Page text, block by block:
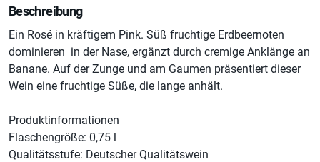
Beschreibung
Ein Rosé in kräftigem Pink. Süß fruchtige Erdbeernoten
dominieren in der Nase, ergänzt durch cremige Anklänge an
Banane. Auf der Zunge und am Gaumen präsentiert dieser
Wein eine fruchtige Süße, die lange anhält.
Produktinformationen
Flaschengröße: 0,75 l
Qualitätsstufe: Deutscher Qualitätswein